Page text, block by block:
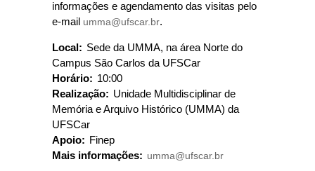
informações e agendamento das visitas pelo
e-mail umma@ufscar.br.
Local: Sede da UMMA, na área Norte do
Campus São Carlos da UFSCar
Horário: 10:00
Realização: Unidade Multidisciplinar de
Memória e Arquivo Histórico (UMMA) da
UFSCar
Apoio: Finep
Mais informações: umma@ufscar.br